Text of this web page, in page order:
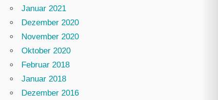
Januar 2021
Dezember 2020
November 2020
Oktober 2020
Februar 2018
Januar 2018
Dezember 2016